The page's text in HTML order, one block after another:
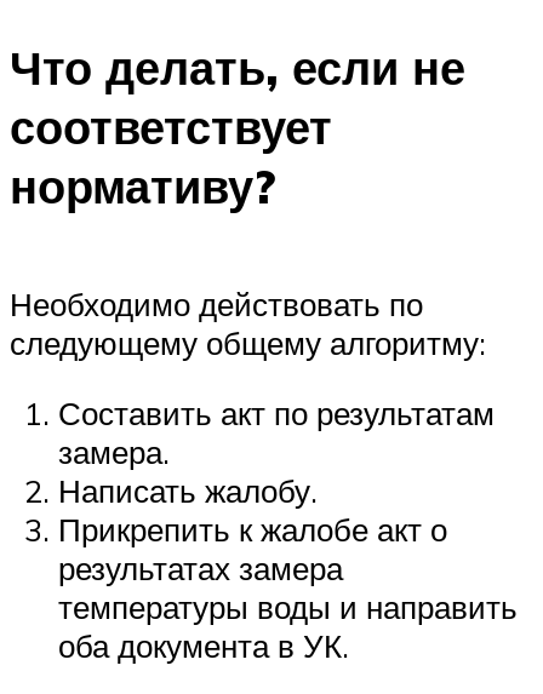
Что делать, если не
соответствует
нормативу?
Необходимо действовать по
следующему общему алгоритму:
Составить акт по результатам
замера.
Написать жалобу.
Прикрепить к жалобе акт о
результатах замера
температуры воды и направить
оба документа в УК.